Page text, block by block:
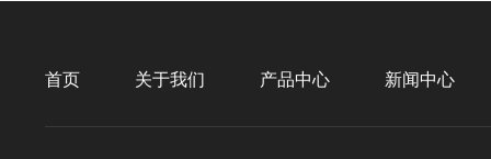
首页 关于我们 产品中心 新闻中心